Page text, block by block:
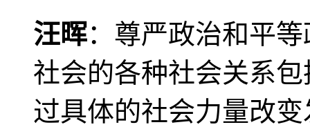
汪晖：尊严政治和平
社会的各种社会关系
过具体的社会力量改